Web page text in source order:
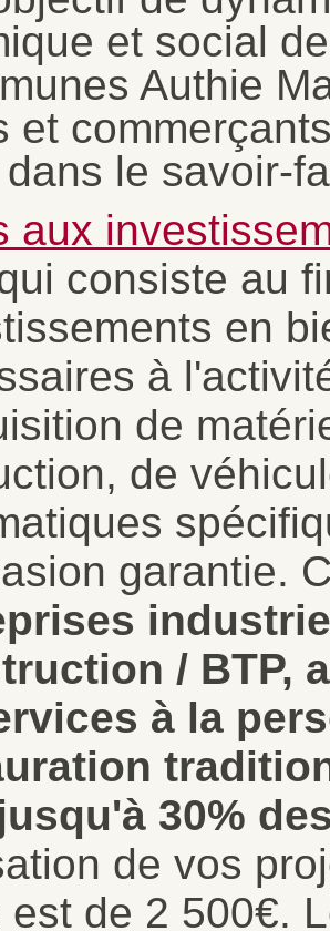
et social
Authie
et
le savoir-
aux
consiste au
en
à
de
de
garantie.
/ BTP,
à la
30%
de vos
est de 2 500€.